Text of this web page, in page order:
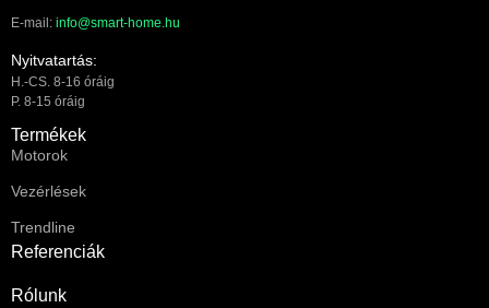
E-mail: info@smart-home.hu
Nyitvatartás:
H.-CS. 8-16 óráig
P. 8-15 óráig
Termékek
Motorok
Vezérlések
Trendline
Referenciák
Rólunk